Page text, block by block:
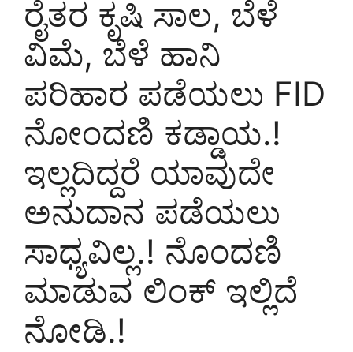
ರೈತರ ಕೃಷಿ ಸಾಲ, ಬೆಳೆ
ವಿಮೆ, ಬೆಳೆ ಹಾನಿ
ಪರಿಹಾರ ಪಡೆಯಲು FID
ನೋಂದಣಿ ಕಡ್ಡಾಯ.!
ಇಲ್ಲದಿದ್ದರೆ ಯಾವುದೇ
ಅನುದಾನ ಪಡೆಯಲು
ಸಾಧ್ಯವಿಲ್ಲ.! ನೊಂದಣಿ
ಮಾಡುವ ಲಿಂಕ್ ಇಲ್ಲಿದೆ
ನೋಡಿ.!